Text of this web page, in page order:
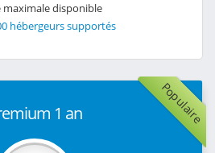
maximale disponible
hébergeurs supportés
Populaire
1 an